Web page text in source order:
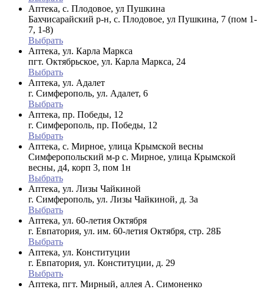
Аптека, с. Плодовое, ул Пушкина
Бахчисарайский р-н, с. Плодовое, ул Пушкина, 7 (пом 1-
7, 1-8)
Выбрать
Аптека, ул. Карла Маркса
пгт. Октябрьское, ул. Карла Маркса, 24
Выбрать
Аптека, ул. Адалет
г. Симферополь, ул. Адалет, 6
Выбрать
Аптека, пр. Победы, 12
г. Симферополь, пр. Победы, 12
Выбрать
Аптека, с. Мирное, улица Крымской весны
Симферопольский м-р с. Мирное, улица Крымской
весны, д4, корп 3, пом 1н
Выбрать
Аптека, ул. Лизы Чайкиной
г. Симферополь, ул. Лизы Чайкиной, д. 3а
Выбрать
Аптека, ул. 60-летия Октября
г. Евпатория, ул. им. 60-летия Октября, стр. 28Б
Выбрать
Аптека, ул. Конституции
г. Евпатория, ул. Конституции, д. 29
Выбрать
Аптека, пгт. Мирный, аллея А. Симоненко